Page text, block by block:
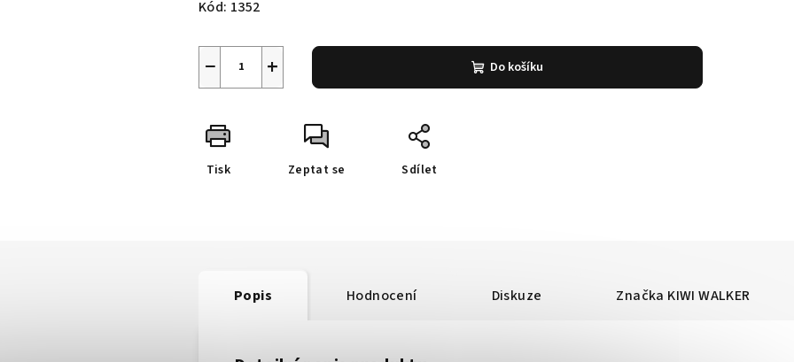
Kód: 1352
+
− Do košíku
Tisk Zeptat se Sdílet
Popis Hodnocení Diskuze Značka KIWI WALKER